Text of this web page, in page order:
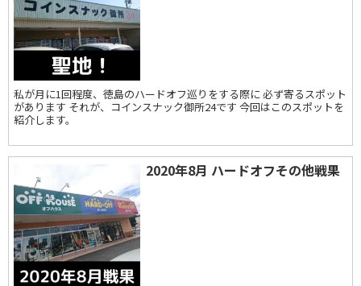
私が月に1回程度、徳島のハードオフ巡りをする際に 必ず寄るスポット
があります それが、コインスナック御所24です 今回はこのスポットを
紹介します。
2020年8月 ハードオフその他戦果